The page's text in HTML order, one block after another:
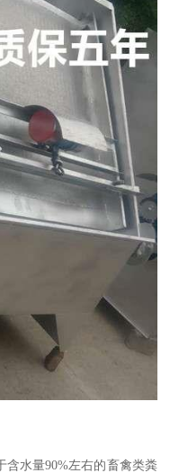
含水量90%左右的畜禽类粪